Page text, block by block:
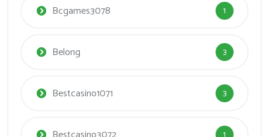
Bcgames3078 1
Belong 3
Bestcasino1071 3